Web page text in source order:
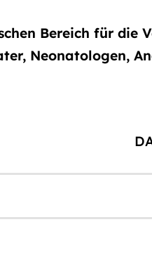
Bereich für die
Neonatologen,